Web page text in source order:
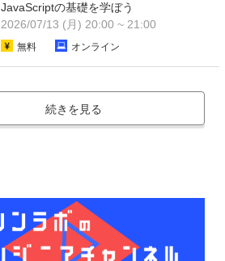
JavaScriptの基礎を学ぼう
2026/07/13 (月) 20:00 ~ 21:00
無料 オンライン
続きを見る